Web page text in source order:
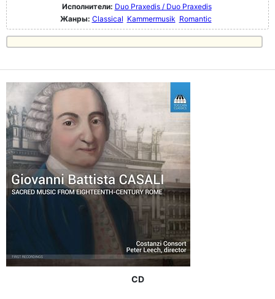
Исполнители: Duo Praxedis / Duo Praxedis
Жанры: Classical Kammermusik Romantic
CD